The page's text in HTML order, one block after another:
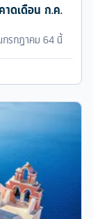
าดเดือน ก.ค.
กรกฏาคม 64 นี้